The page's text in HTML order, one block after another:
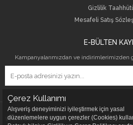
Gizlilik
Mesafeli Satış
E-BÜLTEN
Kampanyalarımızdan ve indirimlerimizden
Çerez Kullanımı
Alışveriş deneyiminizi iyileştirmek için yasal
düzenlemelere uygun çerezler (Cookies)